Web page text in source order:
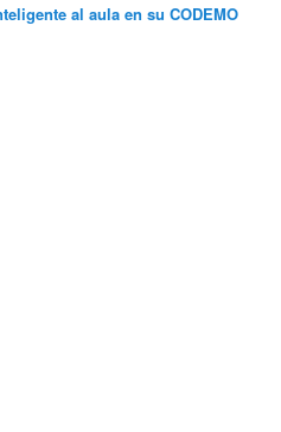
al aula en su CODEMO